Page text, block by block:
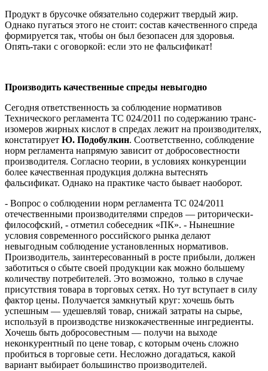
Продукт в брусочке обязательно содержит твердый жир.
Однако пугаться этого не стоит: состав качественного спреда
формируется так, чтобы он был безопасен для здоровья.
Опять-таки с оговоркой: если это не фальсификат!
Производить качественные спреды невыгодно
Сегодня ответственность за соблюдение нормативов
Технического регламента ТС 024/2011 по содержанию транс-
изомеров жирных кислот в спредах лежит на производителях,
констатирует Ю. Подобулкин. Соответственно, соблюдение
норм регламента напрямую зависит от добросовестности
производителя. Согласно теории, в условиях конкуренции
более качественная продукция должна вытеснять
фальсификат. Однако на практике часто бывает наоборот.
- Вопрос о соблюдении норм регламента ТС 024/2011
отечественными производителями спредов — риторически-
философский, - отметил собеседник «ПК». - Нынешние
условия современного российского рынка делают
невыгодным соблюдение установленных нормативов.
Производитель, заинтересованный в росте прибыли, должен
заботиться о сбыте своей продукции как можно большему
количеству потребителей. Это возможно, только в случае
присутствия товара в торговых сетях. Но тут вступает в силу
фактор цены. Получается замкнутый круг: хочешь быть
успешным — удешевляй товар, снижай затраты на сырье,
используй в производстве низкокачественные ингредиенты.
Хочешь быть добросовестным — получи на выходе
неконкурентный по цене товар, с которым очень сложно
пробиться в торговые сети. Несложно догадаться, какой
вариант выбирает большинство производителей.